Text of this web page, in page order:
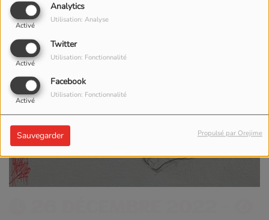
Analytics
Activé
Utilisation: Analyse
Twitter
Activé
Utilisation: Fonctionnalité
Facebook
Activé
Utilisation: Fonctionnalité
Sauvegarder Propulsé par Orejime